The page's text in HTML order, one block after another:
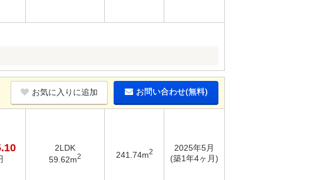
お気に入りに追加 お問い合わせ(無料)
2LDK
59.62m2 241.74m2
2025年5月
(築1年4ヶ月)